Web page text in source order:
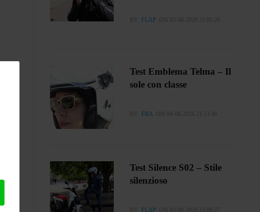
BY FLAP ON 05-08-2026 21:05:26
Test Emblema Telma – Il
sole con classe
BY FRA ON 04-08-2026 21:53:46
Test Silence S02 – Stile
silenzioso
BY FLAP ON 03-08-2026 23:00:27